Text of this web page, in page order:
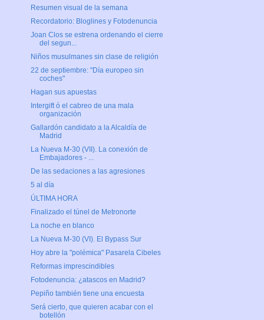
Resumen visual de la semana
Recordatorio: Bloglines y Fotodenuncia
Joan Clos se estrena ordenando el cierre
del segun...
Niños musulmanes sin clase de religión
22 de septiembre: "Día europeo sin
coches"
Hagan sus apuestas
Intergift ó el cabreo de una mala
organización
Gallardón candidato a la Alcaldía de
Madrid
La Nueva M-30 (VII). La conexión de
Embajadores - ...
De las sedaciones a las agresiones
5 al día
ÚLTIMA HORA
Finalizado el túnel de Metronorte
La noche en blanco
La Nueva M-30 (VI). El Bypass Sur
Hoy abre la "polémica" Pasarela Cibeles
Reformas imprescindibles
Fotodenuncia: ¿atascos en Madrid?
Pepiño también tiene una encuesta
Será cierto, que quieren acabar con el
botellón